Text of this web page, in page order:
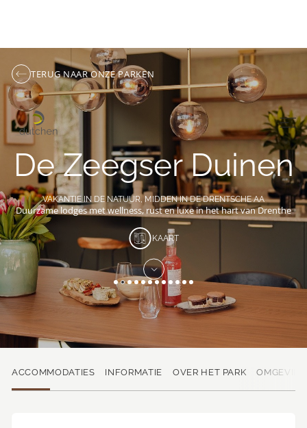
TERUG NAAR ONZE PARKEN
De Zeegser Duinen
VAKANTIE IN DE NATUUR, MIDDEN IN DE DRENTSCHE AA
Duurzame lodges met wellness, rust en luxe in het hart van Drenthe
KAART
ACCOMMODATIES INFORMATIE OVER HET PARK OMGEVING